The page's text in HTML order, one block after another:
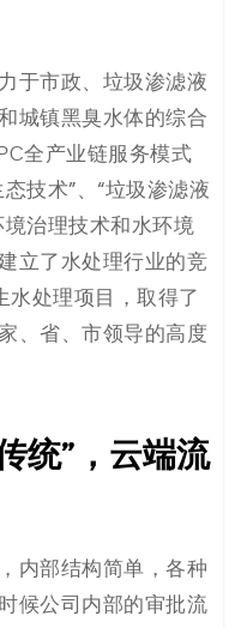
于市政、垃圾渗滤液
城镇黑臭水体的综合
全产业链服务模式
技术”、“垃圾渗滤液
治理技术和水环境
立了水处理行业的竞
水处理项目，取得了
、省、市领导的高度
统”，云端流
内部结构简单，各种
候公司内部的审批流